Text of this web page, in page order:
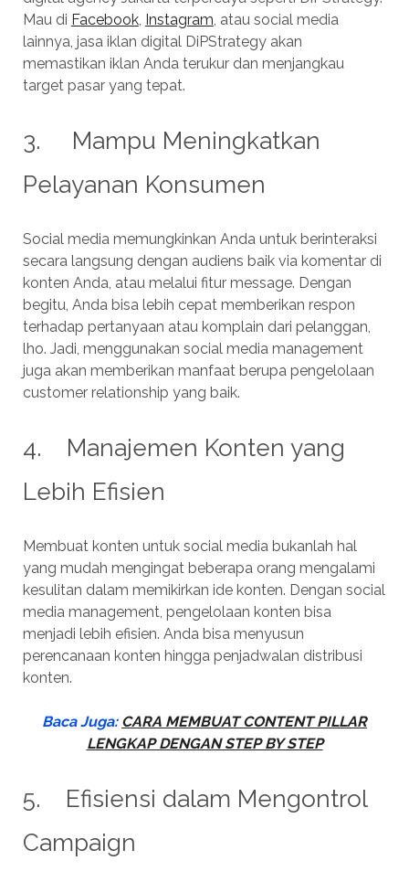
Mau di Facebook, Instagram, atau social media
lainnya, jasa iklan digital DiPStrategy akan
memastikan iklan Anda terukur dan menjangkau
target pasar yang tepat.
3. Mampu Meningkatkan
Pelayanan Konsumen
Social media memungkinkan Anda untuk berinteraksi
secara langsung dengan audiens baik via komentar di
konten Anda, atau melalui fitur message. Dengan
begitu, Anda bisa lebih cepat memberikan respon
terhadap pertanyaan atau komplain dari pelanggan,
lho. Jadi, menggunakan social media management
juga akan memberikan manfaat berupa pengelolaan
customer relationship yang baik.
4. Manajemen Konten yang
Lebih Efisien
Membuat konten untuk social media bukanlah hal
yang mudah mengingat beberapa orang mengalami
kesulitan dalam memikirkan ide konten. Dengan social
media management, pengelolaan konten bisa
menjadi lebih efisien. Anda bisa menyusun
perencanaan konten hingga penjadwalan distribusi
konten.
Baca Juga: CARA MEMBUAT CONTENT PILLAR
LENGKAP DENGAN STEP BY STEP
5. Efisiensi dalam Mengontrol
Campaign